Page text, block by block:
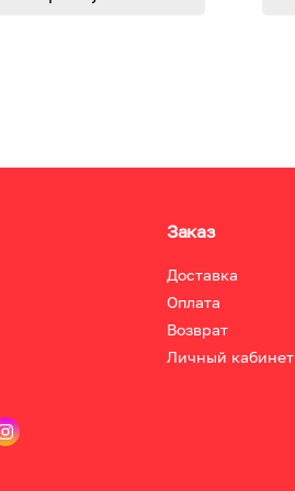
Заказ
Доставка
Оплата
Возврат
Личный кабинет